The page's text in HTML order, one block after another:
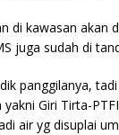
di kawasan akan
juga sudah di
panggilanya,
Giri Tirta-
air yg disuplai